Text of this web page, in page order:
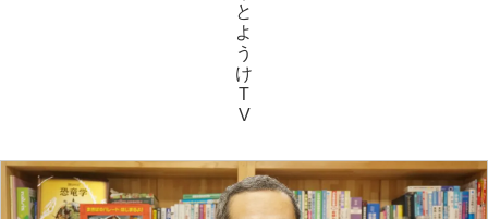
と
よ
う
け
T
V